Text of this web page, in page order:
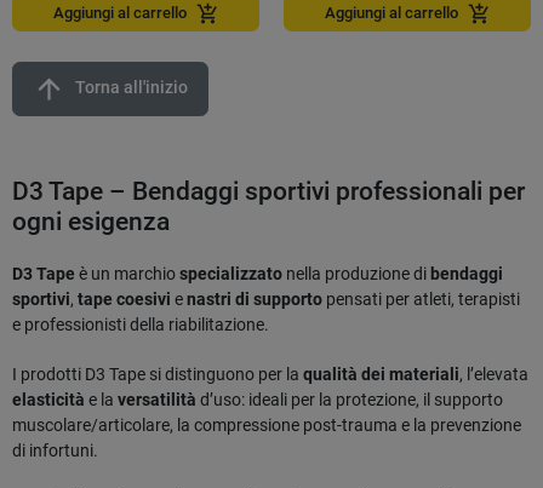
Aggiungi al carrello add_shopping_cart Aggiungi al carrello add_shopping_cart
arrow_upward Torna all'inizio
D3 Tape – Bendaggi sportivi professionali per
ogni esigenza
D3 Tape è un marchiospecializzato nella produzione di bendaggi
sportivi, tape coesivi enastri di supporto pensati per atleti, terapisti
e professionisti della riabilitazione.
I prodotti D3 Tape si distinguono per la qualità dei materiali, l’elevata
elasticità e la versatilità d’uso: ideali per la protezione, il supporto
muscolare/articolare, la compressione post-trauma e la prevenzione
di infortuni.